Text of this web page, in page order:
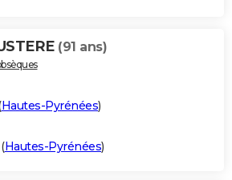
(91 ans)
Hautes-Pyrénées)
Hautes-Pyrénées)